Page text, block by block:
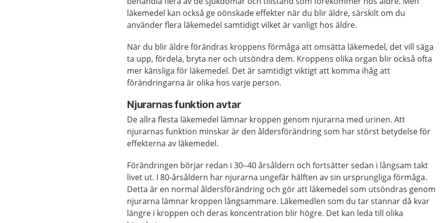
läkemedel kan också ge oönskade effekter när du blir äldre, särskilt om du
använder flera läkemedel samtidigt vilket är vanligt hos äldre.
När du blir äldre förändras kroppens förmåga att omsätta läkemedel, det vill säga
ta upp, fördela, bryta ner och utsöndra dem. Kroppens olika organ blir också ofta
mer känsliga för läkemedel. Det är samtidigt viktigt att komma ihåg att
förändringarna är olika hos varje person.
Njurarnas funktion avtar
De allra flesta läkemedel lämnar kroppen genom njurarna med urinen. Att
njurarnas funktion minskar är den åldersförändring som har störst betydelse för
effekterna av läkemedel.
Förändringen börjar redan i 30–40 årsåldern och fortsätter sedan i långsam takt
livet ut. I 80-årsåldern har njurarna ungefär hälften av sin ursprungliga förmåga.
Detta är en normal åldersförändring och gör att läkemedel som utsöndras genom
njurarna lämnar kroppen långsammare. Läkemedlen som du tar stannar då kvar
längre i kroppen och deras koncentration blir högre. Det kan leda till olika